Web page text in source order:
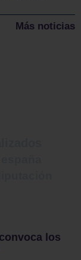
Más noticias
los